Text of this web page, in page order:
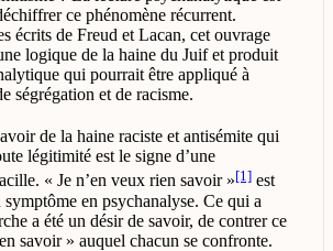
ce phénomène récurrent.
écrits de Freud et Lacan, cet ouvrage
logique de la haine du Juif et produit
qui pourrait être appliqué à
ségrégation et de racisme.
de la haine raciste et antisémite qui
légitimité est le signe d’une
« Je n’en veux rien savoir »[1] est
en psychanalyse. Ce qui a
a été un désir de savoir, de contrer ce
savoir » auquel chacun se confronte.